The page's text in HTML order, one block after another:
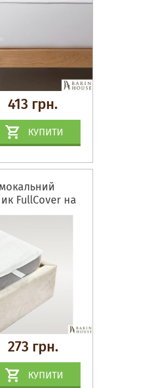
413 грн.
КУПИТИ
FullCover на
по кутах
273 грн.
КУПИТИ